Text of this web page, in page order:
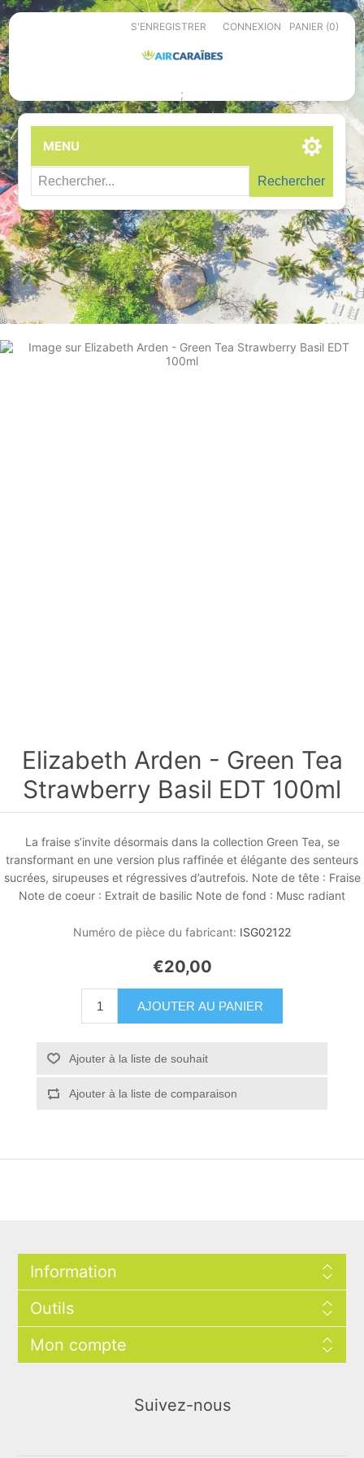
S'ENREGISTRER CONNEXION PANIER (0)
;
MENU
Rechercher
Elizabeth Arden - Green Tea
Strawberry Basil EDT 100ml
La fraise s’invite désormais dans la collection Green Tea, se
transformant en une version plus raffinée et élégante des senteurs
sucrées, sirupeuses et régressives d’autrefois. Note de tête : Fraise
Note de coeur : Extrait de basilic Note de fond : Musc radiant
Numéro de pièce du fabricant: ISG02122
€20,00
AJOUTER AU PANIER
Ajouter à la liste de souhait
Ajouter à la liste de comparaison
Information
Outils
Mon compte
Suivez-nous